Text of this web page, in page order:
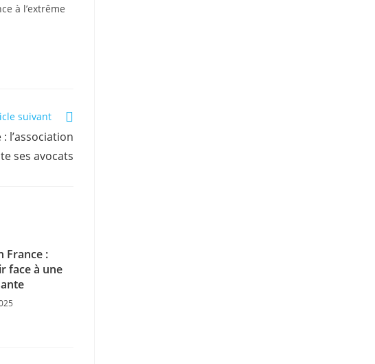
à l’extrême
suivant
l’association
ses avocats
France :
face à une